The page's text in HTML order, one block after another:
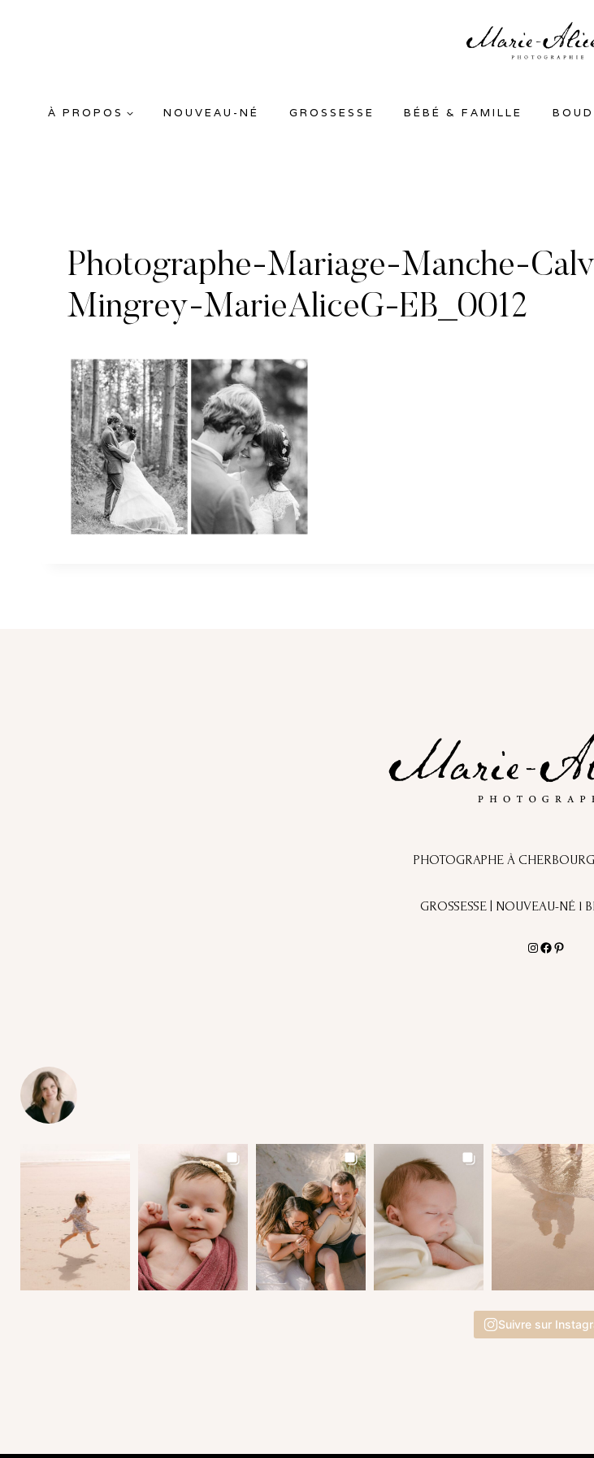
À PROPOS NOUVEAU-NÉ GROSSESSE BÉBÉ & FAMILLE
Photographe-Mariage-Manche-
Mingrey-MarieAliceG-EB_0012
PHOTOGRAPHE À
GROSSESSE | NOUVEAU-NÉ l
Instagram
Facebook
Pinterest
Suivre sur